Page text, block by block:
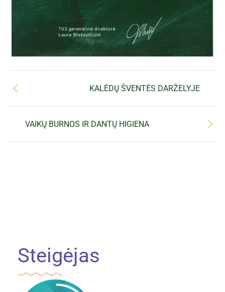
VAIKŲ BURNOS IR DANTŲ HIGIENA
KALĖDŲ ŠVENTĖS DARŽELYJE
Steigėjas